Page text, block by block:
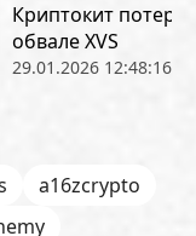
Криптокит
обвале XVS
29.01.2026 12:48:16
a16zcrypto